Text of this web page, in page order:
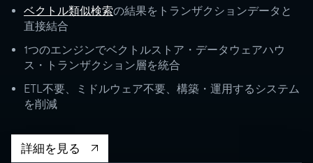
0
STORAGE
500 GB
independent
ベクトル類似検索の結果をトランザクションデータと
直接結合
1つのエンジンでベクトルストア・データウェアハウ
ス・トランザクション層を統合
ETL不要、ミドルウェア不要、構築・運用するシステム
を削減
詳細を見る